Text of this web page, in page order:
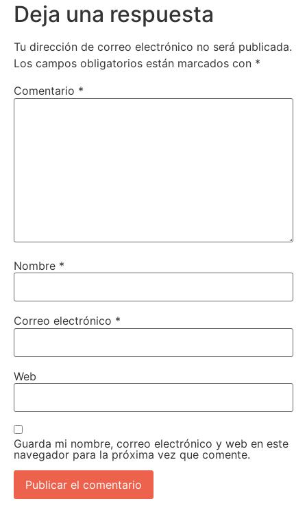
Deja una respuesta
Tu dirección de correo electrónico no será publicada.
Los campos obligatorios están marcados con *
Comentario *
Nombre *
Correo electrónico *
Web
Guarda mi nombre, correo electrónico y web en este
navegador para la próxima vez que comente.